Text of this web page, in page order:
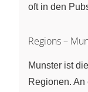
oft in den
Regions –
Munster ist
Regionen.